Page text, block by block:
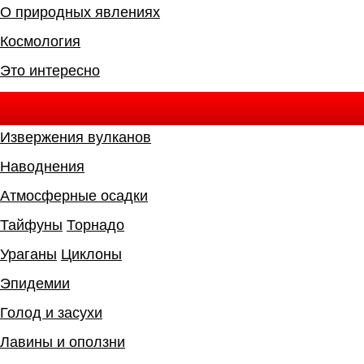
О природных явлениях
Космология
Это интересно
Извержения вулканов
Наводнения
Атмосферные осадки
Тайфуны Торнадо
Ураганы Циклоны
Эпидемии
Голод и засухи
Лавины и оползни